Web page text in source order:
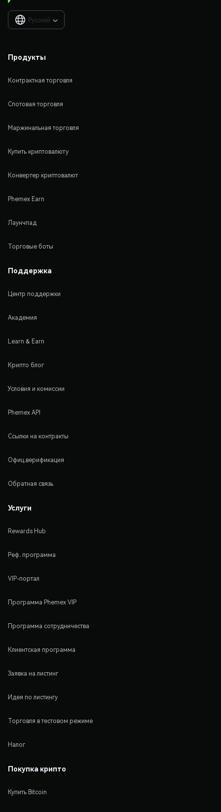
Русский 
Продукты
Контрактная торговля
Спотовая торговля
Маржинальная торговля
Купить криптовалюту
Конвертер криптовалют
Phemex Earn
Лаунчпад
Торговые боты
Поддержка
Центр поддержки
Академия
Learn & Earn
Крипто блог
Условия и комиссии
Phemex API
Ссылки на контракты
Офиц.верификация
Обратная связь
Услуги
Rewards Hub
Реф. программа
VIP-портал
Программа Phemex VIP
Программа сотрудничества
Клиентская программа
Заявка на листинг
Идея по листингу
Торговля в тестовом режиме
Налог
Покупка крипто
Купить Bitcoin